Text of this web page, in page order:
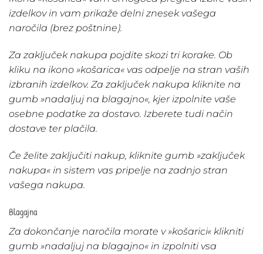
izdelkov in vam prikaže delni znesek vašega
naročila (brez poštnine).
Za zaključek nakupa pojdite skozi tri korake. Ob
kliku na ikono »košarica« vas odpelje na stran vaših
izbranih izdelkov. Za zaključek nakupa kliknite na
gumb »nadaljuj na blagajno«, kjer izpolnite vaše
osebne podatke za dostavo. Izberete tudi način
dostave ter plačila.
Če želite zaključiti nakup, kliknite gumb »zaključek
nakupa« in sistem vas pripelje na zadnjo stran
vašega nakupa.
Blagajna
Za dokončanje naročila morate v »košarici« klikniti
gumb »nadaljuj na blagajno« in izpolniti vsa